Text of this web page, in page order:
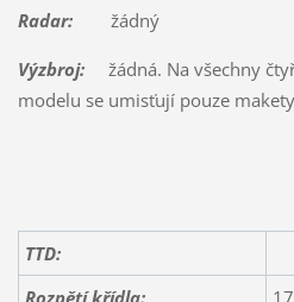
Radar:žádný
Výzbroj:žádná. Na všechny
modelu se umisťují pouze
TTD:
Rozpětí křídla: